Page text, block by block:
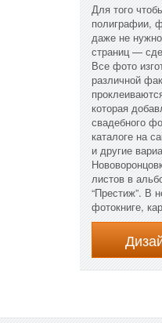
Для того
полиграфии,
даже не
страниц —
Все фото
различной
которая
свадебного
каталоге на
и другие
листов в
“Престиж”. В
фотокниге,